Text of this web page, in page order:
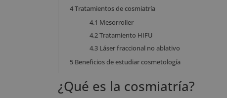
4Tratamientos de cosmiatría
4.1 Mesorroller
4.2Tratamiento HIFU
4.3 Láser fraccional no ablativo
5 Beneficios de estudiar cosmetología
¿Qué es la cosmiatría?